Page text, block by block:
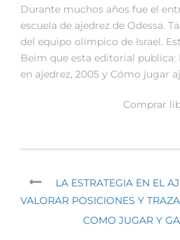
Durante muchos años fue el
escuela de ajedrez de Odessa.
del equipo olímpico de Israel.
Beim que esta editorial publica:
en ajedrez, 2005 y Cómo jugar
Comprar
LA ESTRATEGIA EN EL
VALORAR POSICIONES Y
COMO JUGAR Y